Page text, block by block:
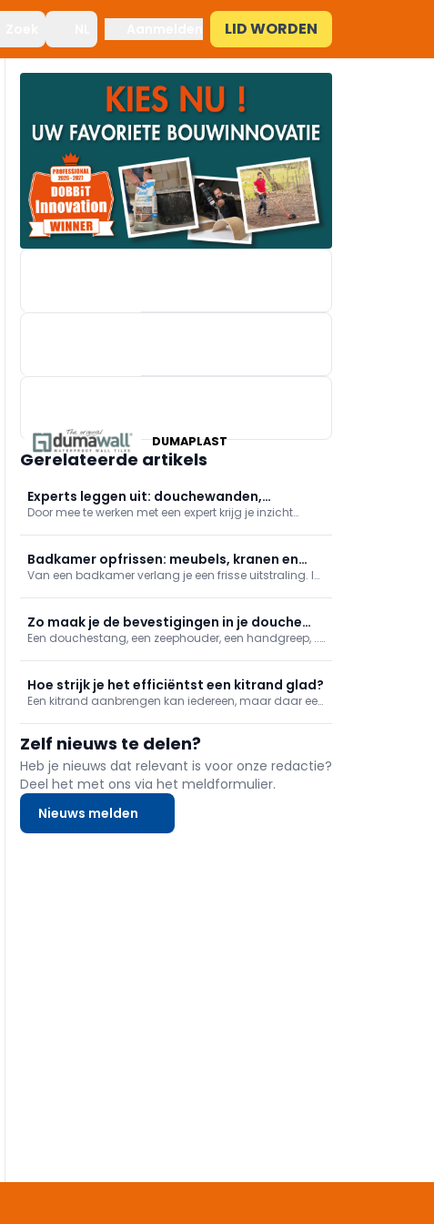
LID WORDEN
DUMAPLAST
Gerelateerde artikels
Experts leggen uit: douchewanden,
asbestattest, gevelisolatie en
vochtbestrijding
Door mee te werken met een expert krijg je inzicht
expert? In deze reeks leer je meer over naadloze
douchewanden, het asbestattest, buitengevelisolatie
Badkamer opfrissen: meubels, kranen en
verwarming
Van een badkamer verlang je een frisse uitstraling. In
trendy badkamermeubilair, zuinige kranen en goede
verwarming.
Zo maak je de bevestigingen in je douche
waterdicht
Een douchestang, een zeephouder, een handgreep, ...
Voor je effectief iets bevestigt, moet je zeker zijn dat de
wand ook waterdicht blijft. Met deze tip zorg je
Hoe strijk je het efficiëntst een kitrand glad?
Een kitrand aanbrengen kan iedereen, maar daar een
waarom precies dat en niet gewoon een detergent?
Zelf nieuws te delen?
Heb je nieuws dat relevant is voor onze redactie?
Deel het met ons via het meldformulier.
Nieuws melden